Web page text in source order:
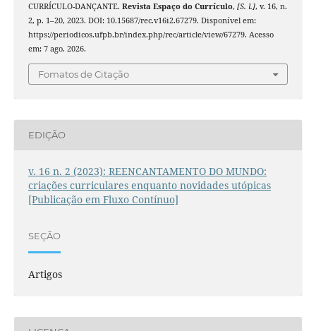
CURRÍCULO-DANÇANTE. Revista Espaço do Currículo, [S. l.], v. 16, n.
2, p. 1–20, 2023. DOI: 10.15687/rec.v16i2.67279. Disponível em:
https://periodicos.ufpb.br/index.php/rec/article/view/67279. Acesso
em: 7 ago. 2026.
Fomatos de Citação
EDIÇÃO
v. 16 n. 2 (2023): REENCANTAMENTO DO MUNDO:
criações curriculares enquanto novidades utópicas
[Publicação em Fluxo Contínuo]
SEÇÃO
Artigos